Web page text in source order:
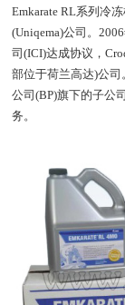
Emkarate RL系列冷
(Uniqema)公司。
司(ICI)达成协议，
部位于荷兰高达)公
公司(BP)旗下的子公
务。